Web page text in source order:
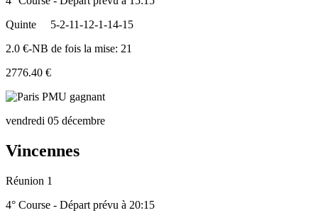
Quinte
5-2-11-12-1-14-15
2.0 €-NB de fois la mise: 21
2776.40 €
vendredi 05 décembre
Vincennes
Réunion 1
4° Course - Départ prévu à 20:15